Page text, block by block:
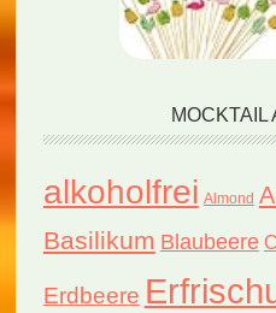
MOCKTAIL
alkoholfrei Almond
Basilikum Blaubeere
Erdbeere